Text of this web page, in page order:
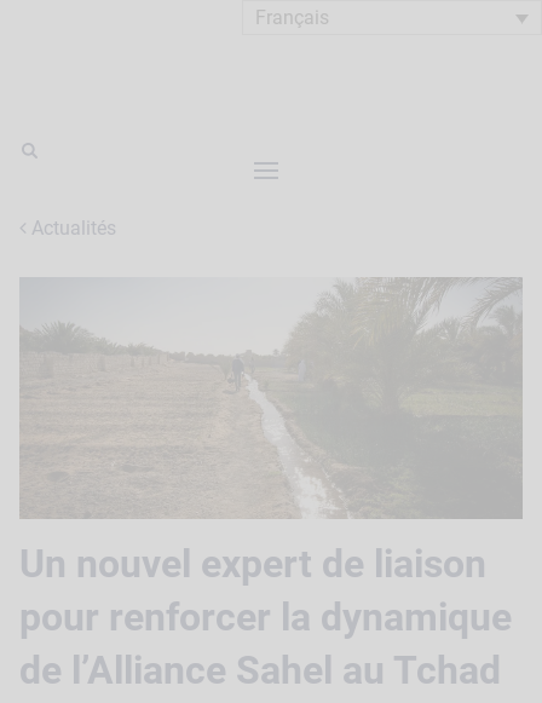
Français
Actualités
Un nouvel expert de liaison
pour renforcer la dynamique
de l’Alliance Sahel au Tchad